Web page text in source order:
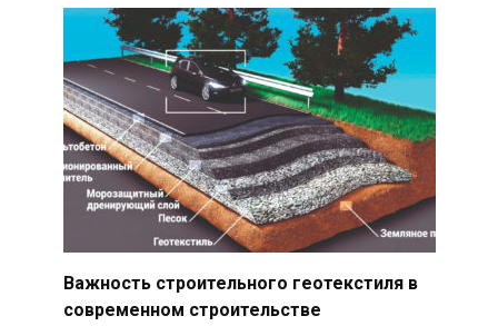
Важность строительного геотекстиля в
современном строительстве